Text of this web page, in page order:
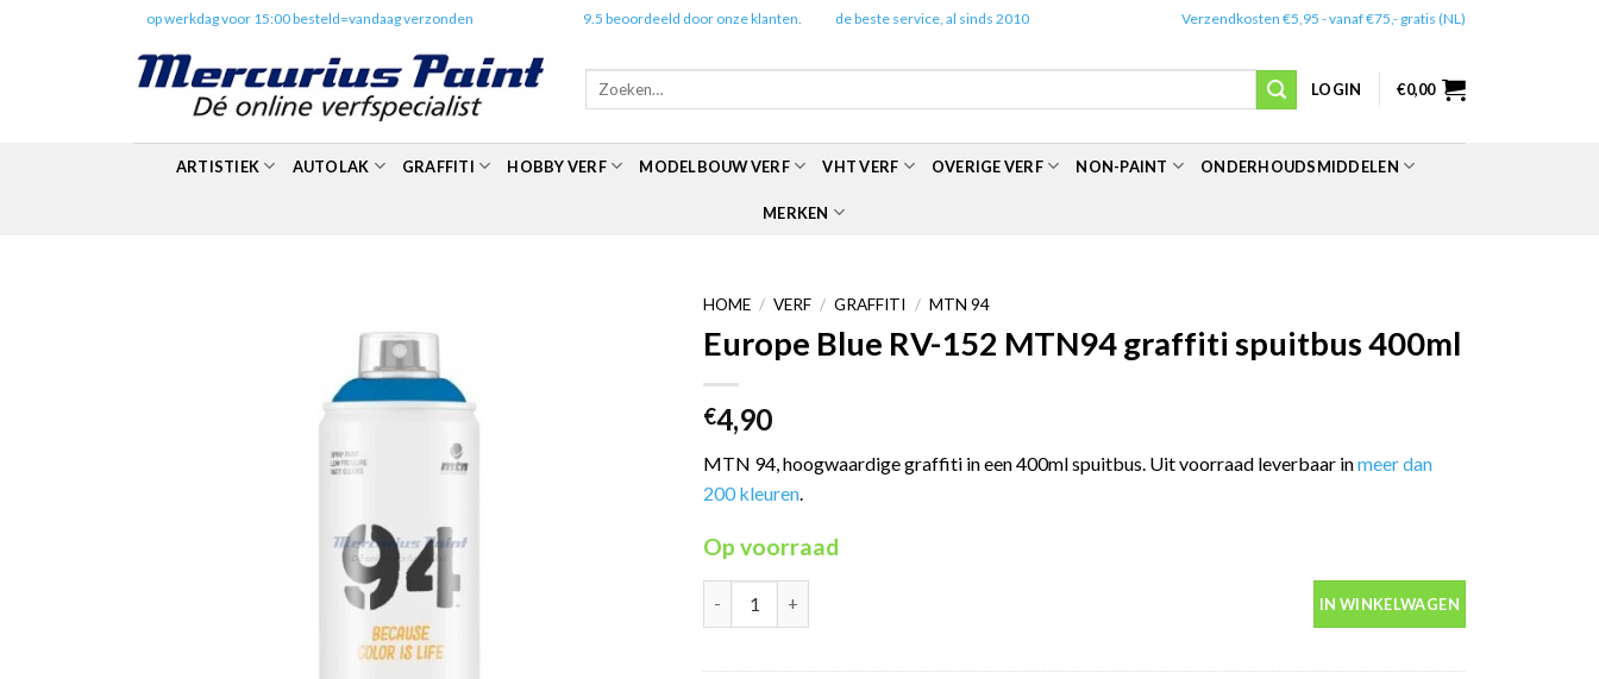
op werkdag voor 15:00 besteld=vandaag verzonden 9.5 beoordeeld door onze klanten. de beste service, al sinds 2010 Verzendkosten €5,95 - vanaf €75,- gratis (NL)
Zoeken
LOGIN €0,00
ARTISTIEK AUTOLAK GRAFFITI HOBBY VERF MODELBOUW VERF VHT VERF OVERIGE VERF NON-PAINT ONDERHOUDSMIDDELEN
MERKEN
HOME / VERF / GRAFFITI / MTN 94
Europe Blue RV-152 MTN94 graffiti spuitbus 400ml
€4,90
MTN 94, hoogwaardige graffiti in een 400ml spuitbus. Uit voorraad leverbaar inmeer dan
200 kleuren
Op voorraad
IN WINKELWAGEN